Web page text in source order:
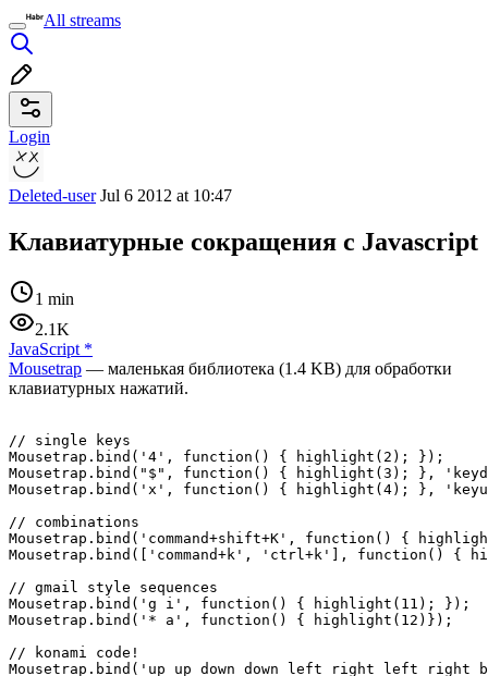
All streams
Login
Deleted-userJul 6 2012 at 10:47
Клавиатурные сокращения с Javascript
1 min
2.1K
JavaScript *
Mousetrap — маленькая библиотека (1.4 KB) для обработки
клавиатурных нажатий.
// single keys
Mousetrap.bind('4', function() { highlight(2); });
Mousetrap.bind("$", function() { highlight(3); },
Mousetrap.bind('x', function() { highlight(4); },
// combinations
Mousetrap.bind('command+shift+K', function() {
Mousetrap.bind(['command+k', 'ctrl+k'], function() {
// gmail style sequences
Mousetrap.bind('g i', function() { highlight(11); });
Mousetrap.bind('* a', function() { highlight(12)});
// konami code!
Mousetrap.bind('up up down down left right left